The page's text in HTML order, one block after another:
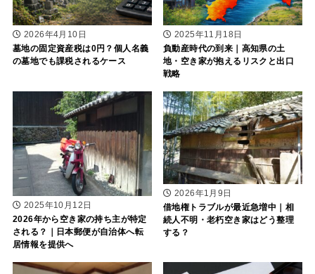
2026年4月10日
墓地の固定資産税は0円？個人名義
の墓地でも課税されるケース
2025年11月18日
負動産時代の到来｜高知県の土
地・空き家が抱えるリスクと出口
戦略
2025年10月12日
2026年から空き家の持ち主が特定
される？｜日本郵便が自治体へ転
居情報を提供へ
2026年1月9日
借地権トラブルが最近急増中｜相
続人不明・老朽空き家はどう整理
する？